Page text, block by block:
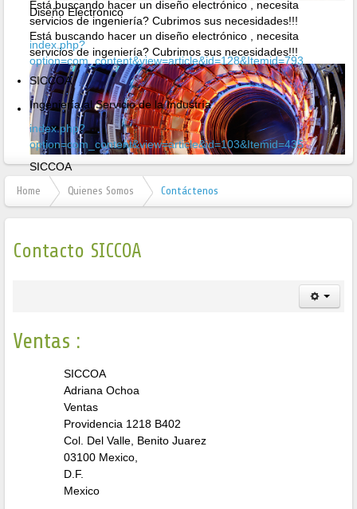
Diseño Electrónico
Está buscando hacer un diseño electrónico , necesita
servicios de ingeniería? Cubrimos sus necesidades!!!
SICCOA
Ingeniería al Servicio de la Industría
Está buscando hacer un diseño electrónico , necesita
servicios de ingeniería? Cubrimos sus necesidades!!!
index.php?
option=com_content&view=article&id=128&Itemid=793
SICCOA
Ingeniería al Servicio de la Industría
index.php?
option=com_content&view=article&id=103&Itemid=435
Home Quienes Somos Contáctenos
Contacto SICCOA
Ventas :
SICCOA
Adriana Ochoa
Ventas
Providencia 1218 B402
Col. Del Valle, Benito Juarez
03100 Mexico,
D.F.
Mexico